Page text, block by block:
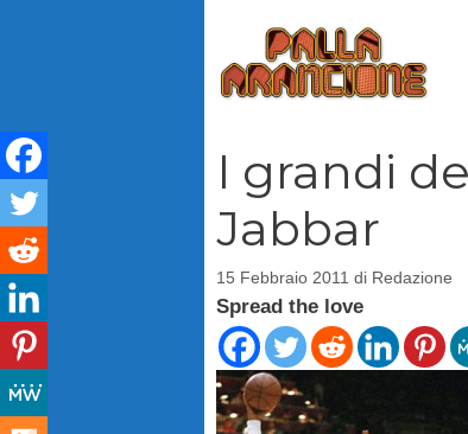
I grandi
Jabbar
15 Febbraio 2011 di Redazione
Spread the love